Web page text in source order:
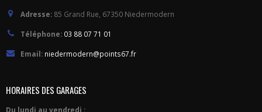
Adresse: 85 Grand Rue, 67350 Niedermodern
Téléphone: 03 88 07 71 01
Email: niedermodern@points67.fr
HORAIRES DES GARAGES
Du lundi au vendredi :